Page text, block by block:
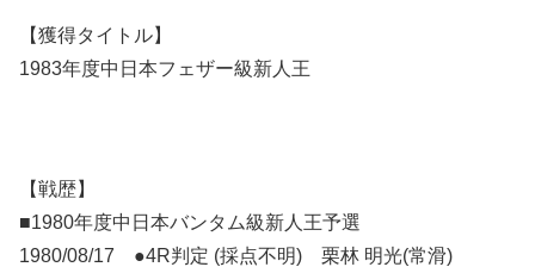
【獲得タイトル】
1983年度中日本フェザー級新人王
【戦歴】
■1980年度中日本バンタム級新人王予選
1980/08/17 ●4R判定 (採点不明) 栗林 明光(常滑)